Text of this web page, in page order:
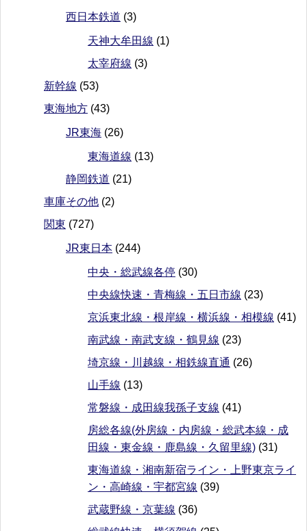
西日本鉄道 (3)
天神大牟田線 (1)
太宰府線 (3)
新幹線 (53)
東海地方 (43)
JR東海 (26)
東海道線 (13)
静岡鉄道 (21)
車庫その他 (2)
関東 (727)
JR東日本 (244)
中央・総武線各停 (30)
中央線快速・青梅線・五日市線 (23)
京浜東北線・根岸線・横浜線・相模線 (41)
南武線・南武支線・鶴見線 (23)
埼京線・川越線・相鉄線直通 (26)
山手線 (13)
常磐線・成田線我孫子支線 (41)
房総各線(外房線・内房線・総武本線・成
田線・東金線・鹿島線・久留里線) (31)
東海道線・湘南新宿ライン・上野東京ライ
ン・高崎線・宇都宮線 (39)
武蔵野線・京葉線 (36)